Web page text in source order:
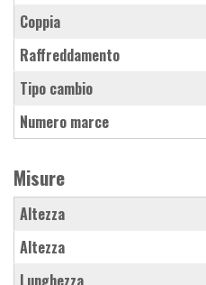
Coppia
Raffreddamento
Tipo cambio
Numero marce
Misure
Altezza
Altezza
Lunghezza